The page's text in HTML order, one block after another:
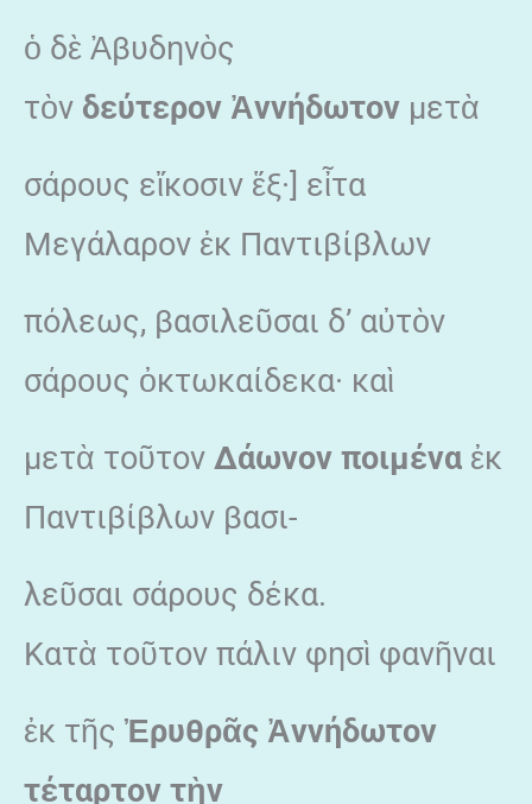
ὁ δὲ Ἀβυδηνὸς
τὸν δεύτερον Ἀννήδωτον μετὰ
σάρους εἴκοσιν ἕξ·] εἶτα
Μεγάλαρον ἐκ Παντιβίβλων
πόλεως, βασιλεῦσαι δ’ αὐτὸν
σάρους ὀκτωκαίδεκα· καὶ
μετὰ τοῦτον Δάωνον ποιμένα ἐκ
Παντιβίβλων βασι-
λεῦσαι σάρους δέκα.
Κατὰ τοῦτον πάλιν φησὶ φανῆναι
ἐκ τῆς Ἐρυθρᾶς Ἀννήδωτον
τέταρτον τὴν